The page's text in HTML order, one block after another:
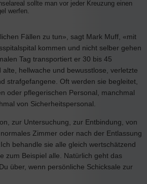
sollte man vor jeder Kreuzung einen
werfen.
Fällen zu tun», sagt Mark Muff, «mit
kommen und nicht selber gehen
Tag transportiert er 30 bis 45
hellwache und bewusstlose, verletzte
strafgefangene. Oft werden sie begleitet,
oder pflegerischen Personal, manchmal
von Sicherheitspersonal.
zur Untersuchung, zur Entbindung, von
Zimmer oder nach der Entlassung
behandle sie alle gleich wertschätzend
zum Beispiel alle. Natürlich geht das
über, wenn persönliche Schicksale zur